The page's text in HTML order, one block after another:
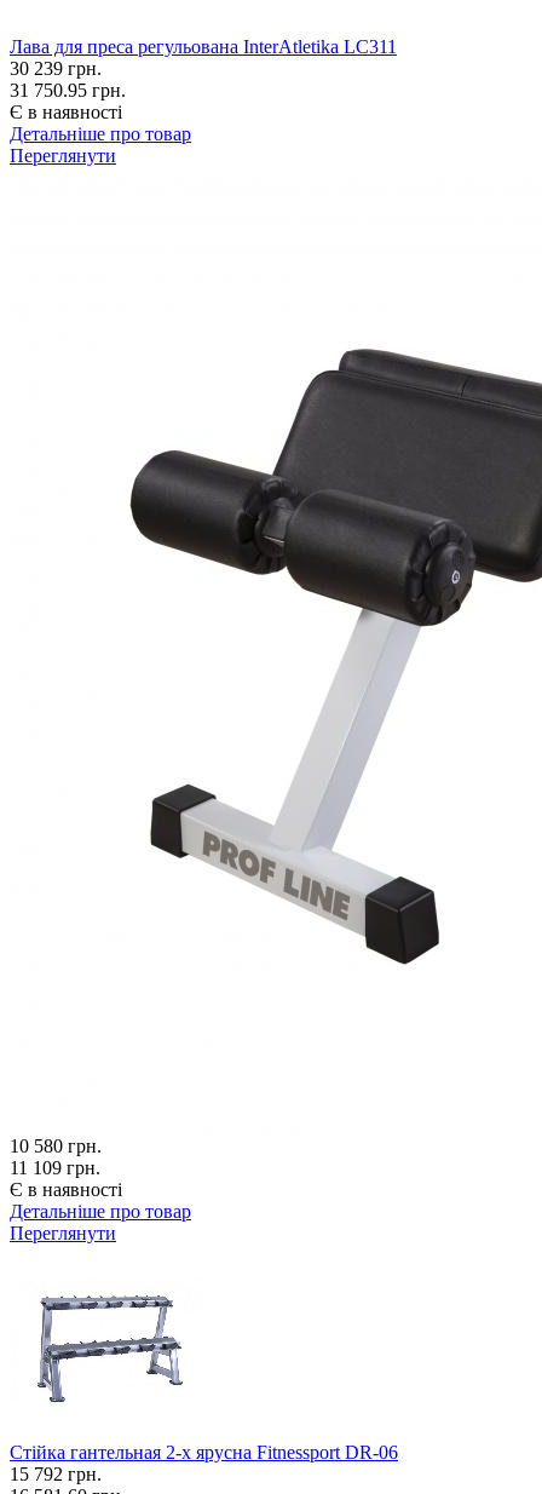
Лава для преса регульована InterAtletika LC311
30 239 грн.
31 750.95 грн.
Є в наявності
Детальніше про товар
Переглянути
10 580 грн.
11 109 грн.
Є в наявності
Детальніше про товар
Переглянути
Стійка гантельная 2-х ярусна Fitnessport DR-06
15 792 грн.